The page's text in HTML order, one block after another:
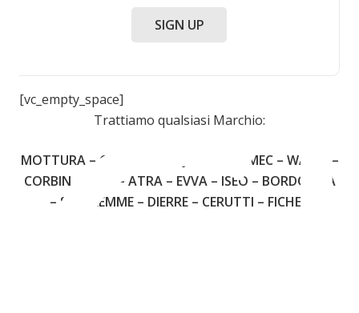
SIGN UP
[vc_empty_space]
Trattiamo qualsiasi Marchio:
MOTTURA – CISA – FIAM – JUWEL – OMEC – WALLY –
CORBIN – YALE – ATRA – EVVA – ISEO – BORDOGNA
– SECUREMME – DIERRE – CERUTTI – FICHET